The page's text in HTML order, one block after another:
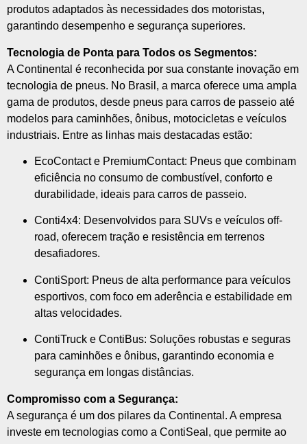
produtos adaptados às necessidades dos motoristas,
garantindo desempenho e segurança superiores.
Tecnologia de Ponta para Todos os Segmentos:
A Continental é reconhecida por sua constante inovação em
tecnologia de pneus. No Brasil, a marca oferece uma ampla
gama de produtos, desde pneus para carros de passeio até
modelos para caminhões, ônibus, motocicletas e veículos
industriais. Entre as linhas mais destacadas estão:
EcoContact e PremiumContact: Pneus que combinam
eficiência no consumo de combustível, conforto e
durabilidade, ideais para carros de passeio.
Conti4x4: Desenvolvidos para SUVs e veículos off-
road, oferecem tração e resistência em terrenos
desafiadores.
ContiSport: Pneus de alta performance para veículos
esportivos, com foco em aderência e estabilidade em
altas velocidades.
ContiTruck e ContiBus: Soluções robustas e seguras
para caminhões e ônibus, garantindo economia e
segurança em longas distâncias.
Compromisso com a Segurança:
A segurança é um dos pilares da Continental. A empresa
investe em tecnologias como a ContiSeal, que permite ao